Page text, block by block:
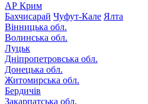
АР Крим
Бахчисарай Чуфут-Кале Ялта
Вінницька обл.
Волинська обл.
Луцьк
Дніпропетровська обл.
Донецька обл.
Житомирська обл.
Бердичів
Закарпатська обл.